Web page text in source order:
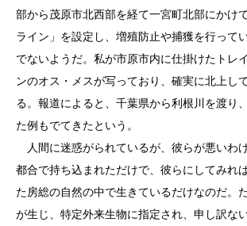
部から茂原市北西部を経て一宮町北部にかけ
ライン」を設定し、増殖防止や捕獲を行って
でないようだ。私が市原市内に仕掛けたトレ
ンのオス・メスが写っており、確実に北上し
る。報道によると、千葉県から利根川を渡り
た例もでてきたという。
人間に迷惑がられているが、彼らが悪いわ
都合で持ち込まれただけで、彼らにしてみれ
た房総の自然の中で生きているだけなのだ。
が生じ、特定外来生物に指定され、申し訳な